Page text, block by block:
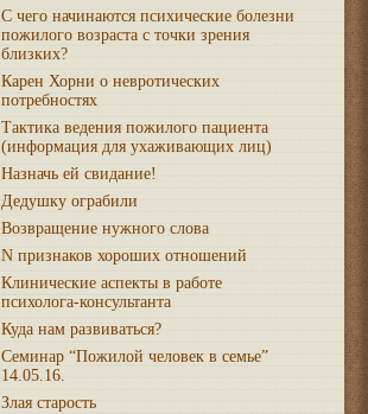
С чего начинаются психические болезни
пожилого возраста с точки зрения
близких?
Карен Хорни о невротических
потребностях
Тактика ведения пожилого пациента
(информация для ухаживающих лиц)
Назначь ей свидание!
Дедушку ограбили
Возвращение нужного слова
N признаков хороших отношений
Клинические аспекты в работе
психолога-консультанта
Куда нам развиваться?
Семинар “Пожилой человек в семье”
14.05.16.
Злая старость